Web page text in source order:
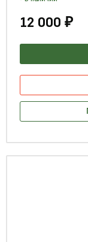
12 000 ₽